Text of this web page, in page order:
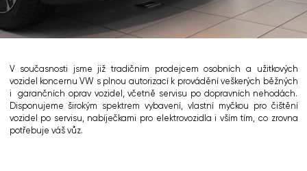
V současnosti jsme již tradičním prodejcem osobních a užitkových
vozidel koncernu VW s plnou autorizací k provádění veškerých běžných
i garančních oprav vozidel, včetně servisu po dopravních nehodách.
Disponujeme širokým spektrem vybavení, vlastní myčkou pro čištění
vozidel po servisu, nabíječkami pro elektrovozidla i vším tím, co zrovna
potřebuje váš vůz.